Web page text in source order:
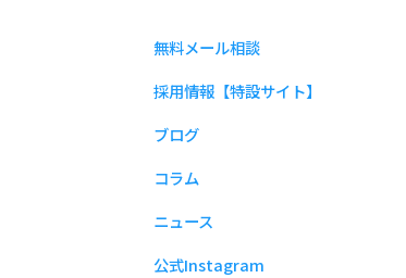
無料メール相談
採用情報【特設サイト】
ブログ
コラム
ニュース
公式Instagram